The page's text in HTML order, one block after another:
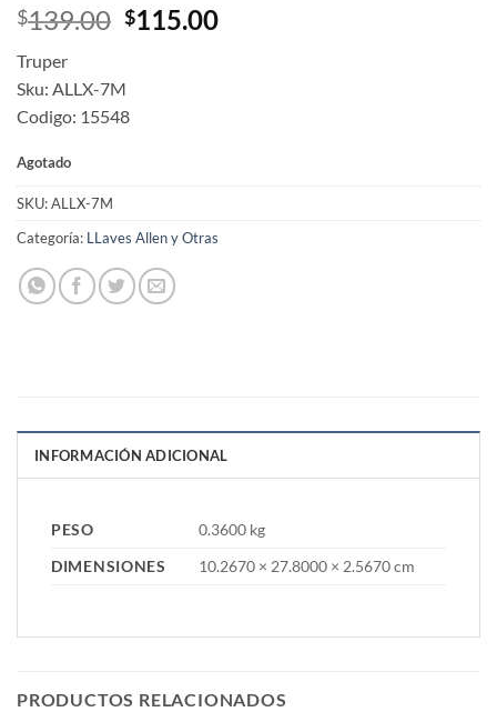
$139.00 Original
$139.00.
$115.00Current
Truper
Sku: ALLX-7M
Codigo: 15548
Agotado
SKU:ALLX-7M
Categoría: LLaves Allen y Otras
INFORMACIÓN ADICIONAL
PESO
0.3600 kg
DIMENSIONES
10.2670 × 27.8000 × 2.5670 cm
PRODUCTOS RELACIONADOS